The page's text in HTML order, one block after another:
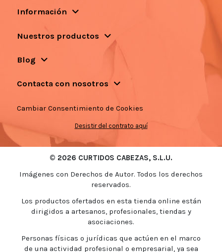
Información
Nuestros productos
Blog
Contacta con nosotros
Cambiar Consentimiento de Cookies
Desistir del contrato aquí
© 2026 CURTIDOS CABEZAS, S.L.U.
Imágenes con Derechos de Autor. Todos los derechos
reservados.
Los productos ofertados en esta tienda online están
dirigidos a artesanos, profesionales, tiendas y
asociaciones.
Personas físicas o jurídicas que actúen en el marco
de una actividad profesional o empresarial, ya sea